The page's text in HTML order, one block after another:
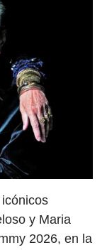
y Maria
2026, en la